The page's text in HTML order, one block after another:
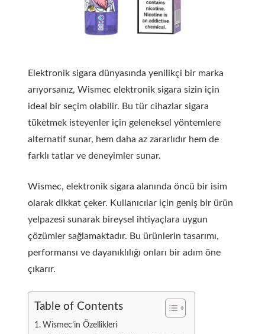
Elektronik sigara dünyasında yenilikçi bir marka
arıyorsanız, Wismec elektronik sigara sizin için
ideal bir seçim olabilir. Bu tür cihazlar sigara
tüketmek isteyenler için geleneksel yöntemlere
alternatif sunar, hem daha az zararlıdır hem de
farklı tatlar ve deneyimler sunar.
Wismec, elektronik sigara alanında öncü bir isim
olarak dikkat çeker. Kullanıcılar için geniş bir ürün
yelpazesi sunarak bireysel ihtiyaçlara uygun
çözümler sağlamaktadır. Bu ürünlerin tasarımı,
performansı ve dayanıklılığı onları bir adım öne
çıkarır.
Table of Contents
Wismec’in Özellikleri